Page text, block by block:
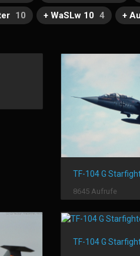
10 + WaSLw 10 4 +
TF-104 G
8645 Aufrufe
TF-104 G